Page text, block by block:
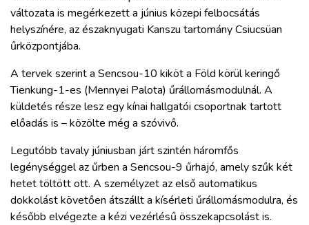
BLOG
ARCHÍVUM
WEBSHOP
BELÉPÉS
REGISZTRÁCIÓ
változata is megérkezett a június közepi felbocsátás
helyszínére, az északnyugati Kanszu tartomány Csiucsüan
űrközpontjába.
A tervek szerint a Sencsou-10 kiköt a Föld körül keringő
Tienkung-1-es (Mennyei Palota) űrállomásmodulnál. A
küldetés része lesz egy kínai hallgatói csoportnak tartott
előadás is – közölte még a szóvivő.
Legutóbb tavaly júniusban járt szintén háromfős
legénységgel az űrben a Sencsou-9 űrhajó, amely szűk két
hetet töltött ott. A személyzet az első automatikus
dokkolást követően átszállt a kísérleti űrállomásmodulra, és
később elvégezte a kézi vezérlésű összekapcsolást is.